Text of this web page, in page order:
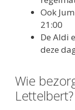
Ook
21:00
De Aldi
deze
Wie
Lettelbert?